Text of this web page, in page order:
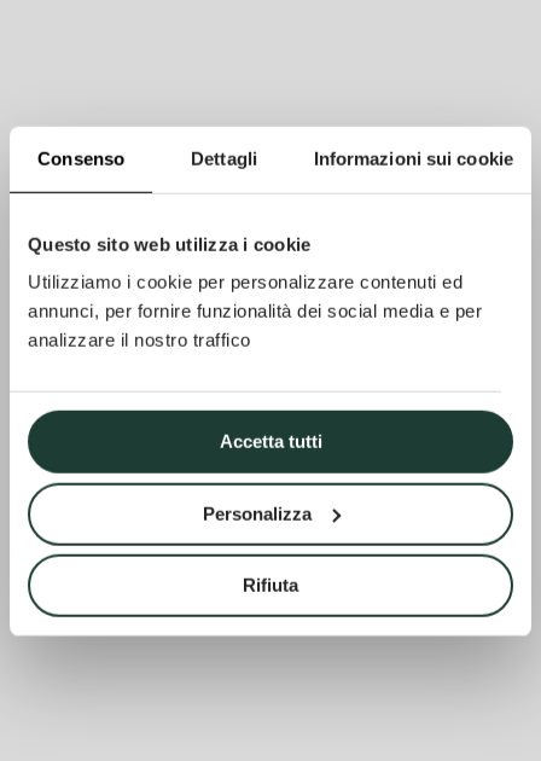
Consenso Dettagli Informazioni sui cookie
Questo sito web utilizza i cookie
Utilizziamo i cookie per personalizzare contenuti ed
annunci, per fornire funzionalità dei social media e per
analizzare il nostro traffico
Accetta tutti
Personalizza
Rifiuta